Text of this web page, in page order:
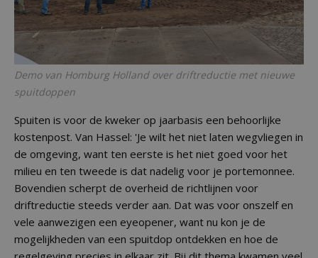
Demo van Homburg Holland over driftreductie met nieuwe
spuitdoppen
Spuiten is voor de kweker op jaarbasis een behoorlijke
kostenpost. Van Hassel: 'Je wilt het niet laten wegvliegen in
de omgeving, want ten eerste is het niet goed voor het
milieu en ten tweede is dat nadelig voor je portemonnee.
Bovendien scherpt de overheid de richtlijnen voor
driftreductie steeds verder aan. Dat was voor onszelf en
vele aanwezigen een eyeopener, want nu kon je de
mogelijkheden van een spuitdop ontdekken en hoe de